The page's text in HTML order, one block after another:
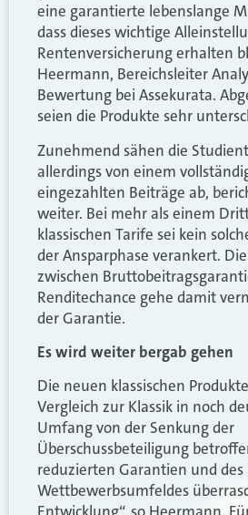
eine garantierte lebenslange
dass dieses wichtige
Rentenversicherung erhalten
Heermann, Bereichsleiter
Bewertung bei Assekurata.
seien die Produkte sehr
Zunehmend sähen die
allerdings von einem
eingezahlten Beiträge ab,
weiter. Bei mehr als einem
klassischen Tarife sei kein
der Ansparphase verankert.
zwischen
Renditechance gehe damit
der Garantie.
Es wird weiter bergab gehen
Die neuen klassischen
Vergleich zur Klassik in noch
Umfang von der Senkung der
Überschussbeteiligung
reduzierten Garantien und des
Wettbewerbsumfeldes